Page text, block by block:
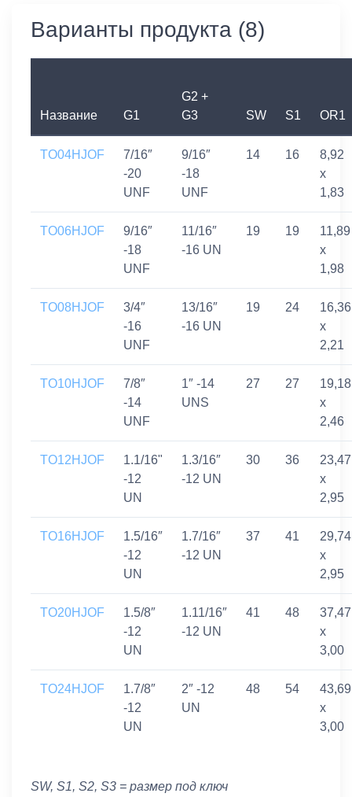
Варианты продукта (8)
Название G1
G2 +
G3
SW S1 OR1
TO04HJOF
7/16″
-20
UNF
9/16″
-18
UNF
14 16
8,92
x
1,83
TO06HJOF
9/16″
-18
UNF
11/16″
-16 UN
19 19
11,89
x
1,98
TO08HJOF
3/4″
-16
UNF
13/16″
-16 UN
19 24
16,36
x
2,21
TO10HJOF
7/8″
-14
UNF
1″ -14
UNS
27 27
19,18
x
2,46
TO12HJOF
1.1/16"
-12
UN
1.3/16″
-12 UN
30 36
23,47
x
2,95
TO16HJOF
1.5/16″
-12
UN
1.7/16″
-12 UN
37 41
29,74
x
2,95
TO20HJOF
1.5/8″
-12
UN
1.11/16″
-12 UN
41 48
37,47
x
3,00
TO24HJOF
1.7/8″
-12
UN
2″ -12
UN
48 54
43,69
x
3,00
SW, S1, S2, S3 = размер под ключ